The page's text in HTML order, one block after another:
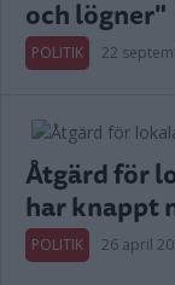
och lögner"
POLITIK 22
Åtgärd för
har knappt
POLITIK 26 april